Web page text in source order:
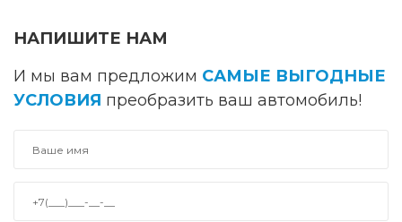
НАПИШИТЕ НАМ
И мы вам предложим САМЫЕ ВЫГОДНЫЕ
УСЛОВИЯ преобразить ваш автомобиль!